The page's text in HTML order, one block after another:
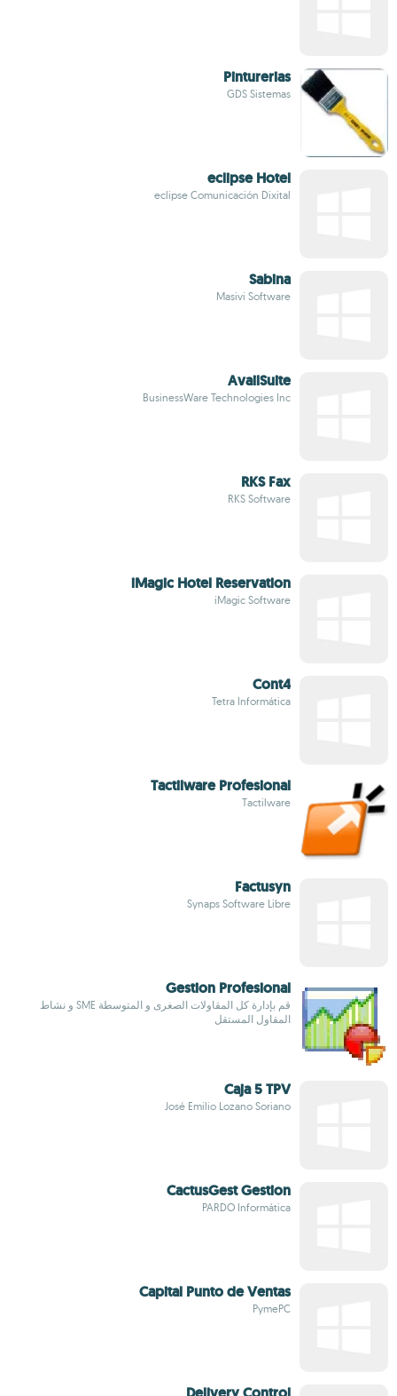
Pinturerias
GDS Sistemas
eclipse Hotel
eclipse Comunicación Dixital
Sabina
Masivi Software
AvailSuite
BusinessWare Technologies Inc
RKS Fax
RKS Software
iMagic Hotel Reservation
iMagic Software
Cont4
Tetra Informática
Tactilware Profesional
Tactilware
Factusyn
Synaps Software Libre
Gestion Profesional
قم بإدارة كل المقاولات الصغرى و المتوسطة SME و نشاط
المقاول المستقل
Caja 5 TPV
José Emilio Lozano Soriano
CactusGest Gestion
PARDO Informática
Capital Punto de Ventas
PymePC